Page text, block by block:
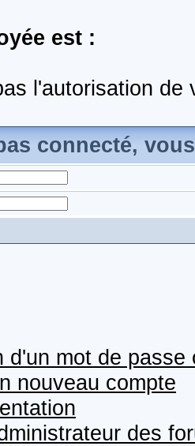
est :
l'autorisation de
connecté,
d'un mot de passe
nouveau compte
des